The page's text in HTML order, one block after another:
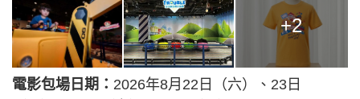
+2
電影包場日期： 2026年8月22日（六）、23日